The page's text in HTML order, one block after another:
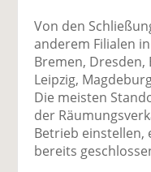
Von den
anderem Filialen
Bremen,
Leipzig,
Die meisten
der
Betrieb einstellen,
bereits